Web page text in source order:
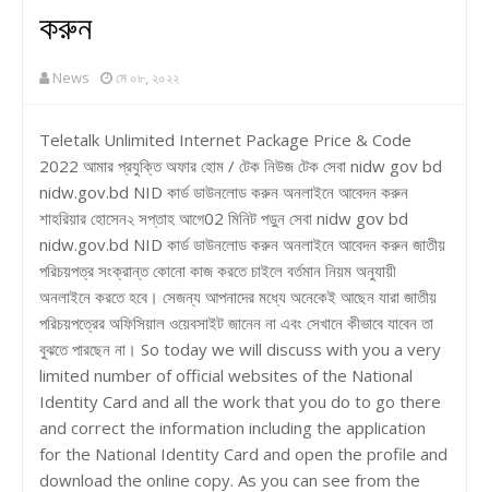
করুন
News মে ০৮, ২০২২
Teletalk Unlimited Internet Package Price & Code
2022 আমার প্রযুক্তি অফার হোম / টেক নিউজ টেক সেবা nidw gov bd
nidw.gov.bd NID কার্ড ডাউনলোড করুন অনলাইনে আবেদন করুন
শাহরিয়ার হোসেন২ সপ্তাহ আগে02 মিনিট পড়ুন সেবা nidw gov bd
nidw.gov.bd NID কার্ড ডাউনলোড করুন অনলাইনে আবেদন করুন জাতীয়
পরিচয়পত্র সংক্রান্ত কোনো কাজ করতে চাইলে বর্তমান নিয়ম অনুযায়ী
অনলাইনে করতে হবে। সেজন্য আপনাদের মধ্যে অনেকেই আছেন যারা জাতীয়
পরিচয়পত্রের অফিসিয়াল ওয়েবসাইট জানেন না এবং সেখানে কীভাবে যাবেন তা
বুঝতে পারছেন না। So today we will discuss with you a very
limited number of official websites of the National
Identity Card and all the work that you do to go there
and correct the information including the application
for the National Identity Card and open the profile and
download the online copy. As you can see from the